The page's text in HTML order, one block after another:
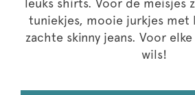
tuniekjes, mooie jurkjes met
zachte skinny jeans. Voor
wils!